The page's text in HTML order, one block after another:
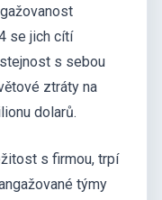
se jich cítí
s sebou
ztráty na
dolarů.
s firmou, trpí
týmy